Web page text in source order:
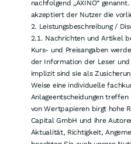
nachfolgend „AXINO“
akzeptiert der Nutzer die
2. Leistungsbeschreibung /
2.1. Nachrichten und Artikel
Kurs- und Preisangaben
der Information der Leser
implizit sind sie als
Weise eine individuelle
Anlageentscheidungen
von Wertpapieren birgt hohe
Capital GmbH und ihre
Aktualität, Richtigkeit,